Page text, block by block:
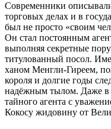
Современники
торговых делах и в
был не просто «своим
Он стал постоянным
выполняя секретные
титулованный посол.
ханом Менгли-Гиреем,
короля и долгие годы
надёжным тылом. Даже в
тайного агента с
Кокосу жидовину от